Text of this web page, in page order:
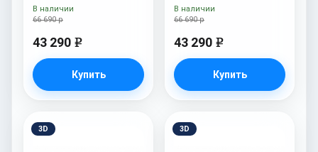
66 690 р
43 290 e
Купить
В наличии
66 690 р
43 290 e
Купить
В наличии
3D 3D